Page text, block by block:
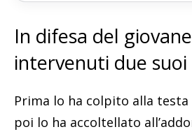
In difesa del
intervenuti due suoi
Prima lo ha colpito alla
poi lo ha accoltellato